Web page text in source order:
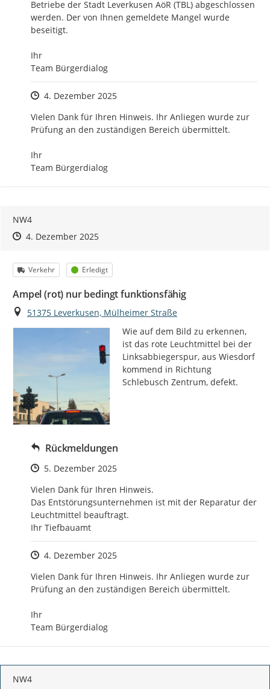
Betriebe der Stadt Leverkusen AöR (TBL) abgeschlossen
werden. Der von Ihnen gemeldete Mangel wurde
beseitigt.
Ihr
Team Bürgerdialog
Zeitpunkt des Erstellens
4. Dezember 2025
Vielen Dank für Ihren Hinweis. Ihr Anliegen wurde zur
Prüfung an den zuständigen Bereich übermittelt.
Ihr
Team Bürgerdialog
NW4
Zeitpunkt des Erstellens
Zeitpunkt des Erstellens
4. Dezember 2025Zur Äußerung
Kategorie
Verkehr Status
Erledigt
Ampel (rot) nur bedingt funktionsfähig
Ort
51375 Leverkusen, Mülheimer Straße
Wie auf dem Bild zu erkennen,
ist das rote Leuchtmittel bei der
Linksabbiegerspur, aus Wiesdorf
kommend in Richtung
Schlebusch Zentrum, defekt.
Rückmeldungen
Zeitpunkt des Erstellens
5. Dezember 2025
Vielen Dank für Ihren Hinweis.
Das Entstörungsunternehmen ist mit der Reparatur der
Leuchtmittel beauftragt.
Ihr Tiefbauamt
Zeitpunkt des Erstellens
4. Dezember 2025
Vielen Dank für Ihren Hinweis. Ihr Anliegen wurde zur
Prüfung an den zuständigen Bereich übermittelt.
Ihr
Team Bürgerdialog
NW4